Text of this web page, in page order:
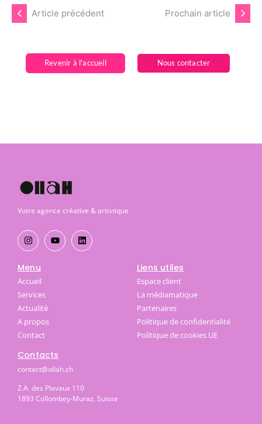
Article précédent Prochain article
Revenir à l'accueil Nous contacter
Votre agence créative & artistique
Menu
Accueil
Services
Actualité
A propos
Contact
Liens utiles
Espace client
La médiamatique
Partenaires
Politique de confidentialité
Politique de cookies UE
Contacts
contact@ollah.ch
Z.A. des Plavaux 110
1893 Collombey-Muraz, Suisse